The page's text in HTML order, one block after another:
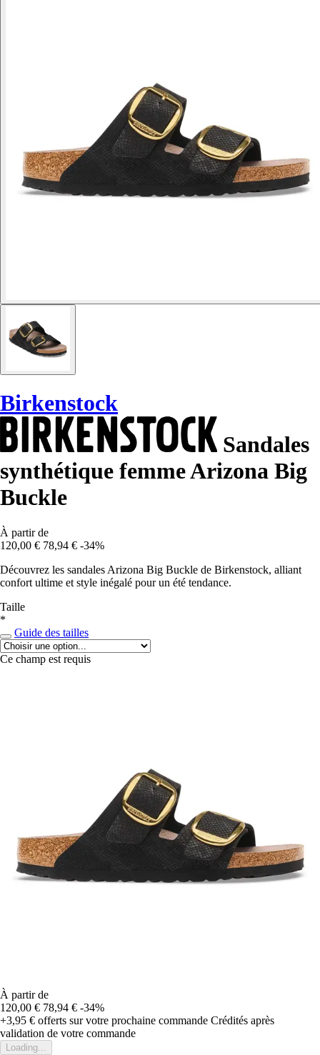
Birkenstock
Sandales
synthétique femme Arizona Big
Buckle
À partir de
120,00 € 78,94 € -34%
Découvrez les sandales Arizona Big Buckle de Birkenstock, alliant
confort ultime et style inégalé pour un été tendance.
Taille
*
Guide des tailles
Ce champ est requis
À partir de
120,00 € 78,94 € -34%
+3,95 € offerts sur votre prochaine commande Crédités après
validation de votre commande
Loading...